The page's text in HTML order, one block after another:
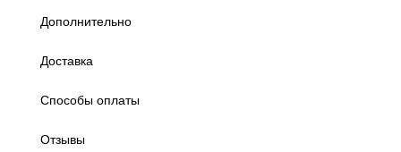
Дополнительно
Доставка
Способы оплаты
Отзывы